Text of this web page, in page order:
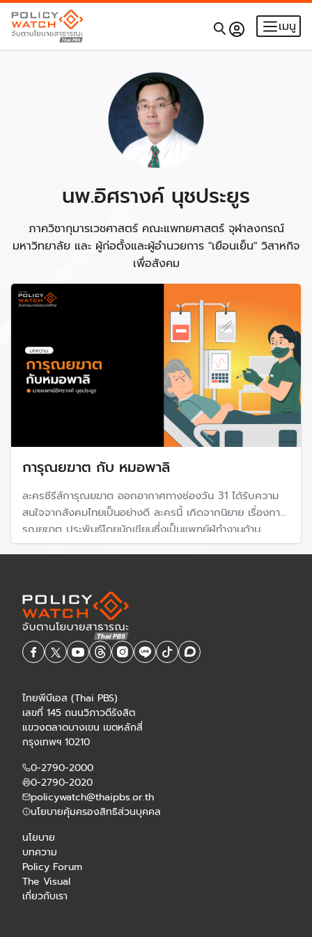
เมนู
นพ.อิศรางค์ นุชประยูร
ภาควิชากุมารเวชศาสตร์ คณะแพทยศาสตร์ จุฬาลงกรณ์
มหาวิทยาลัย และ ผู้ก่อตั้งและผู้อำนวยการ "เยือนเย็น" วิสาหกิจ
เพื่อสังคม
การุณยฆาต กับ หมอพาลิ
ละครซีรีส์การุณยฆาต ออกอากาศทางช่องวัน 31 ได้รับความ
สนใจจากสังคมไทยเป็นอย่างดี ละครนี้ เกิดจากนิยาย เรื่องกา
รุณยฆาต ประพันธ์โดยนักเขียนซึ่งเป็นแพทย์ผู้ทำงานด้าน
เวชศาสตร์ประคับประคอง หรือเรียกกันว่า “หมอพาลิ” ผู้ให้การ
ไทยพีบีเอส (Thai PBS)
เลขที่ 145 ถนนวิภาวดีรังสิต
แขวงตลาดบางเขน เขตหลักสี่
กรุงเทพฯ 10210
0-2790-2000
0-2790-2020
policywatch@thaipbs.or.th
นโยบายคุ้มครองสิทธิส่วนบุคคล
นโยบาย
บทความ
Policy Forum
The Visual
เกี่ยวกับเรา